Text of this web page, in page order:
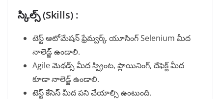
స్కిల్స్ (Skills) :
టెస్ట్ ఆటోమేషన్ ఫ్రేమ్వర్క్ యూసింగ్ Selenium మీద
నాలెడ్జ్ ఉండాలి.
Agile మెథడ్స్ మీద స్ప్రింట, ప్లాయినింగ్, దేఫెక్ట్ మీద
కూడా నాలెడ్జ్ ఉండాలి.
టెస్ట్ కేసెస్ మీద పని చేయాల్సి ఉంటుంది.